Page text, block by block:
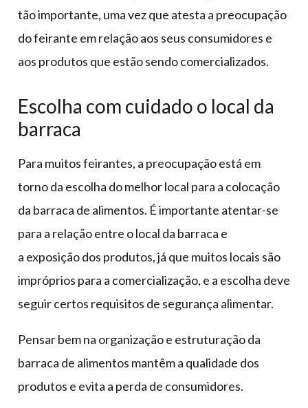
tão importante, uma vez que atesta a preocupação
do feirante em relação aos seus consumidores e
aos produtos que estão sendo comercializados.
Escolha com cuidado o local da
barraca
Para muitos feirantes, a preocupação está em
torno da escolha do melhor local para a colocação
da barraca de alimentos. É importante atentar-se
para a relação entre o local da barraca e
a exposição dos produtos, já que muitos locais são
impróprios para a comercialização, e a escolha deve
seguir certos requisitos de segurança alimentar.
Pensar bem na organização e estruturação da
barraca de alimentos mantêm a qualidade dos
produtos e evita a perda de consumidores.